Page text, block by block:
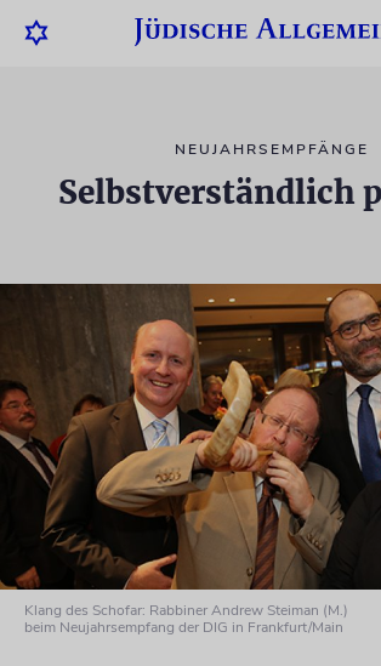
NEUJAHRSEMPFÄNGE
Selbstverständlich
Klang des Schofar: Rabbiner Andrew Steiman (M.)
beim Neujahrsempfang der DIG in Frankfurt/Main